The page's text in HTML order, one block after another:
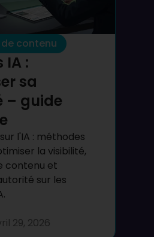
contenu
IA :
sa
– guide
l'IA : méthodes
la visibilité,
contenu et
sur les
29, 2026